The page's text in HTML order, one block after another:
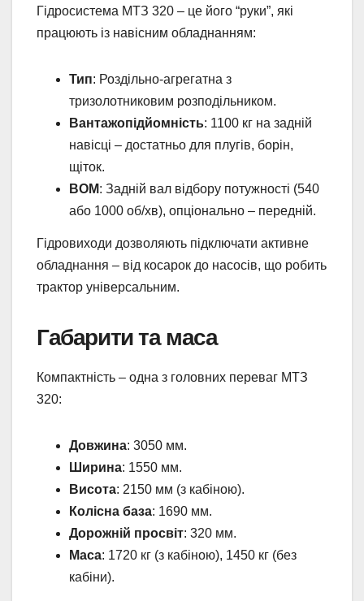
Гідросистема МТЗ 320 – це його “руки”, які
працюють із навісним обладнанням:
Тип: Роздільно-агрегатна з
тризолотниковим розподільником.
Вантажопідйомність: 1100 кг на задній
навісці – достатньо для плугів, борін,
щіток.
ВОМ: Задній вал відбору потужності (540
або 1000 об/хв), опціонально – передній.
Гідровиходи дозволяють підключати активне
обладнання – від косарок до насосів, що робить
трактор універсальним.
Габарити та маса
Компактність – одна з головних переваг МТЗ
320:
Довжина: 3050 мм.
Ширина: 1550 мм.
Висота: 2150 мм (з кабіною).
Колісна база: 1690 мм.
Дорожній просвіт: 320 мм.
Маса: 1720 кг (з кабіною), 1450 кг (без
кабіни).